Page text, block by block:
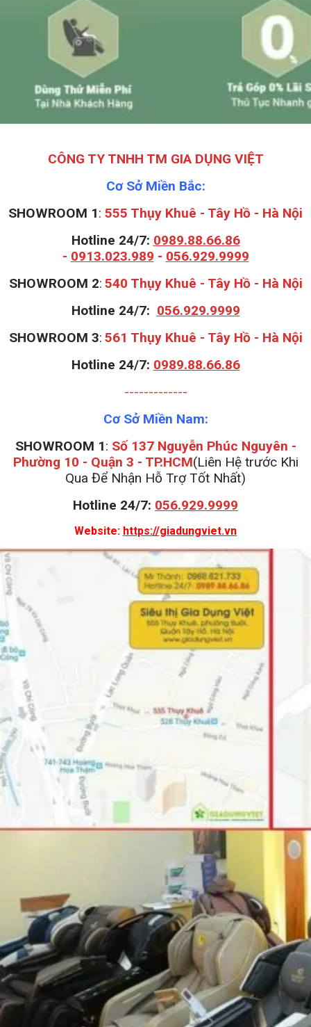
CÔNG TY TNHH TM GIA DỤNG VIỆT
Cơ Sở Miền Bắc:
SHOWROOM 1: 555 Thụy Khuê - Tây Hồ - Hà Nội
Hotline 24/7: 0989.88.66.86
- 0913.023.989 - 056.929.9999
SHOWROOM 2: 540 Thụy Khuê - Tây Hồ - Hà Nội
Hotline 24/7: 056.929.9999
SHOWROOM 3: 561 Thụy Khuê - Tây Hồ - Hà Nội
Hotline 24/7: 0989.88.66.86
-------------
Cơ Sở Miền Nam:
SHOWROOM 1: Số 137 Nguyễn Phúc Nguyên -
Phường 10 - Quận 3 - TP.HCM(Liên Hệ trước Khi
Qua Để Nhận Hỗ Trợ Tốt Nhất)
Hotline 24/7: 056.929.9999
Website: https://giadungviet.vn